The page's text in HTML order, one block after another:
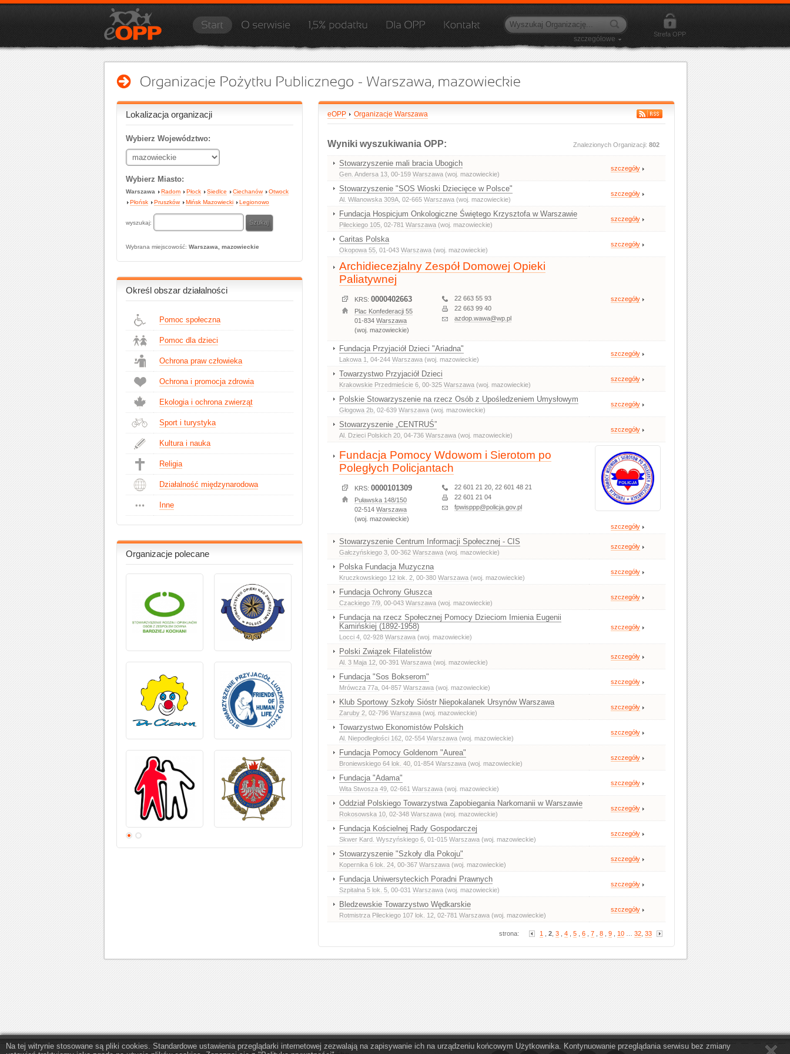
szczegółowe
Strefa OPP
Lokalizacja organizacji
Wybierz Województwo:
Wybierz Miasto:
Warszawa Radom Płock Siedlce Ciechanów
Otwock
Płońsk
Pruszków Mińsk Mazowiecki Legionowo
wyszukaj:
Wybrana miejscowość: Warszawa, mazowieckie
Określ obszar działalności
Pomoc społeczna
Pomoc dla dzieci
Ochrona praw człowieka
Ochrona i promocja zdrowia
Ekologia i ochrona zwierząt
Sport i turystyka
Kultura i nauka
Religia
Działalność międzynarodowa
Inne
Organizacje polecane
eOPP Organizacje Warszawa
Znalezionych Organizacji: 802
Wyniki wyszukiwania OPP:
Stowarzyszenie mali bracia Ubogich
Gen. Andersa 13 , 00-159 Warszawa (woj. mazowieckie)
szczegóły
Stowarzyszenie "SOS Wioski Dziecięce w Polsce"
Al. Wilanowska 309A , 02-665 Warszawa (woj. mazowieckie)
szczegóły
Fundacja Hospicjum Onkologiczne Świętego Krzysztofa w Warszawie
Pileckiego 105 , 02-781 Warszawa (woj. mazowieckie)
szczegóły
Caritas Polska
Okopowa 55 , 01-043 Warszawa (woj. mazowieckie)
szczegóły
Archidiecezjalny Zespół Domowej Opieki
Paliatywnej
KRS: 0000402663
Plac Konfederacji 55
01-834 Warszawa
(woj. mazowieckie)
22 663 55 93
22 663 99 40
azdop.wawa@wp.pl
szczegóły
Fundacja Przyjaciół Dzieci "Ariadna"
Lakowa 1 , 04-244 Warszawa (woj. mazowieckie)
szczegóły
Towarzystwo Przyjaciół Dzieci
Krakowskie Przedmieście 6 , 00-325 Warszawa (woj. mazowieckie)
szczegóły
Polskie Stowarzyszenie na rzecz Osób z Upośledzeniem Umysłowym
Głogowa 2b , 02-639 Warszawa (woj. mazowieckie)
szczegóły
Stowarzyszenie „CENTRUŚ”
Al. Dzieci Polskich 20 , 04-736 Warszawa (woj. mazowieckie)
szczegóły
Fundacja Pomocy Wdowom i Sierotom po
Poległych Policjantach
KRS: 0000101309
Puławska 148/150
02-514 Warszawa
(woj. mazowieckie)
22 601 21 20, 22 601 48 21
22 601 21 04
fpwisppp@policja.gov.pl
szczegóły
Stowarzyszenie Centrum Informacji Społecznej - CIS
Gałczyńskiego 3 , 00-362 Warszawa (woj. mazowieckie)
szczegóły
Polska Fundacja Muzyczna
Kruczkowskiego 12 lok. 2 , 00-380 Warszawa (woj. mazowieckie)
szczegóły
Fundacja Ochrony Głuszca
Czackiego 7/9 , 00-043 Warszawa (woj. mazowieckie)
szczegóły
Fundacja na rzecz Społecznej Pomocy Dzieciom Imienia Eugenii
Kamińskiej (1892-1958)
Locci 4 , 02-928 Warszawa (woj. mazowieckie)
szczegóły
Polski Związek Filatelistów
Al. 3 Maja 12 , 00-391 Warszawa (woj. mazowieckie)
szczegóły
Fundacja "Sos Bokserom"
Mrówcza 77a , 04-857 Warszawa (woj. mazowieckie)
szczegóły
Klub Sportowy Szkoły Sióstr Niepokalanek Ursynów Warszawa
Zaruby 2 , 02-796 Warszawa (woj. mazowieckie)
szczegóły
Towarzystwo Ekonomistów Polskich
Al. Niepodległości 162 , 02-554 Warszawa (woj. mazowieckie)
szczegóły
Fundacja Pomocy Goldenom "Aurea"
Broniewskiego 64 lok. 40 , 01-854 Warszawa (woj. mazowieckie)
szczegóły
Fundacja "Adama"
Wita Stwosza 49 , 02-661 Warszawa (woj. mazowieckie)
szczegóły
Oddział Polskiego Towarzystwa Zapobiegania Narkomanii w Warszawie
Rokosowska 10 , 02-348 Warszawa (woj. mazowieckie)
szczegóły
Fundacja Kościelnej Rady Gospodarczej
Skwer Kard. Wyszyńskiego 6 , 01-015 Warszawa (woj. mazowieckie)
szczegóły
Stowarzyszenie "Szkoły dla Pokoju"
Kopernika 6 lok. 24 , 00-367 Warszawa (woj. mazowieckie)
szczegóły
Fundacja Uniwersyteckich Poradni Prawnych
Szpitalna 5 lok. 5 , 00-031 Warszawa (woj. mazowieckie)
szczegóły
Bledzewskie Towarzystwo Wędkarskie
Rotmistrza Pileckiego 107 lok. 12 , 02-781 Warszawa (woj. mazowieckie)
szczegóły
strona: 1 2 3 4 5 6 7 8 9 10 32 33
Na tej witrynie stosowane są pliki cookies. Standardowe ustawienia przeglądarki internetowej zezwalają na zapisywanie ich na urządzeniu końcowym Użytkownika. Kontynuowanie przeglądania serwisu bez zmiany